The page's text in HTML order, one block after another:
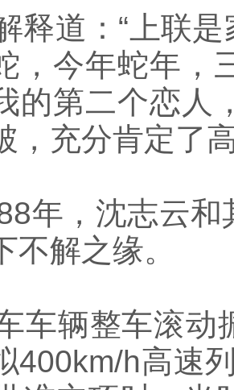
道：“上联是
，今年蛇年，
的第二个恋人
，充分肯定了
年，沈志云和
不解之缘。
辆整车滚动
400km/h高速